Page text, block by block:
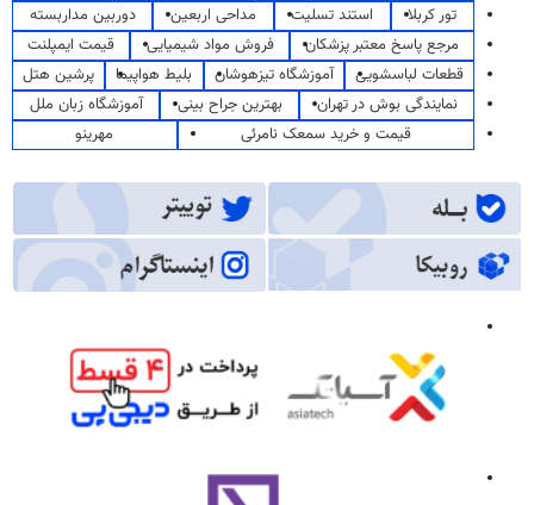
تور کربلا
استند تسلیت مداحی اربعین
دوربین مداربسته
مرجع پاسخ معتبر پزشکان
فروش مواد شیمیایی
قیمت ایمپلنت
قطعات لباسشویی
آموزشگاه تیزهوشان بلیط هواپیما
پرشین هتل
نمایندگی بوش در تهران
بهترین جراح بینی
آموزشگاه زبان ملل
قیمت و خرید سمعک نامرئی
مهرینو